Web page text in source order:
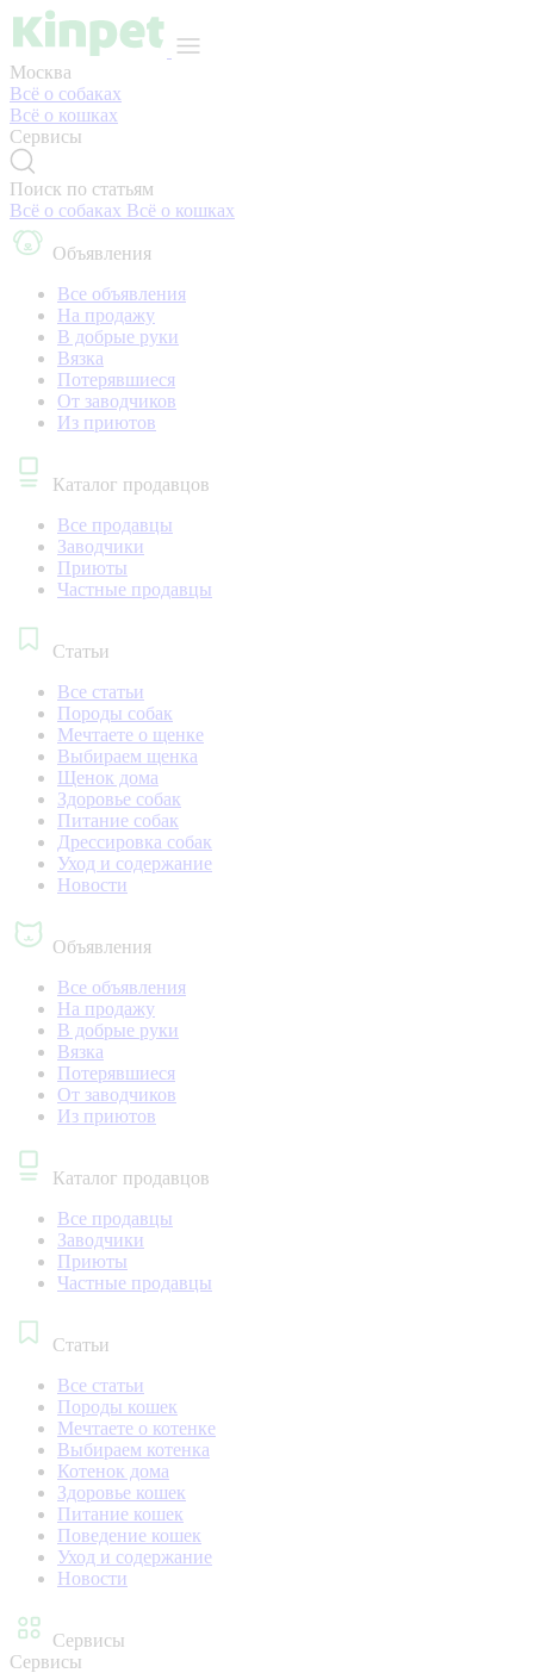
Москва
Всё о собаках
Всё о кошках
Сервисы
Поиск по статьям
Всё о собаках Всё о кошках
Объявления
Все объявления
На продажу
В добрые руки
Вязка
Потерявшиеся
От заводчиков
Из приютов
Каталог продавцов
Все продавцы
Заводчики
Приюты
Частные продавцы
Статьи
Все статьи
Породы собак
Мечтаете о щенке
Выбираем щенка
Щенок дома
Здоровье собак
Питание собак
Дрессировка собак
Уход и содержание
Новости
Объявления
Все объявления
На продажу
В добрые руки
Вязка
Потерявшиеся
От заводчиков
Из приютов
Каталог продавцов
Все продавцы
Заводчики
Приюты
Частные продавцы
Статьи
Все статьи
Породы кошек
Мечтаете о котенке
Выбираем котенка
Котенок дома
Здоровье кошек
Питание кошек
Поведение кошек
Уход и содержание
Новости
Сервисы
Сервисы